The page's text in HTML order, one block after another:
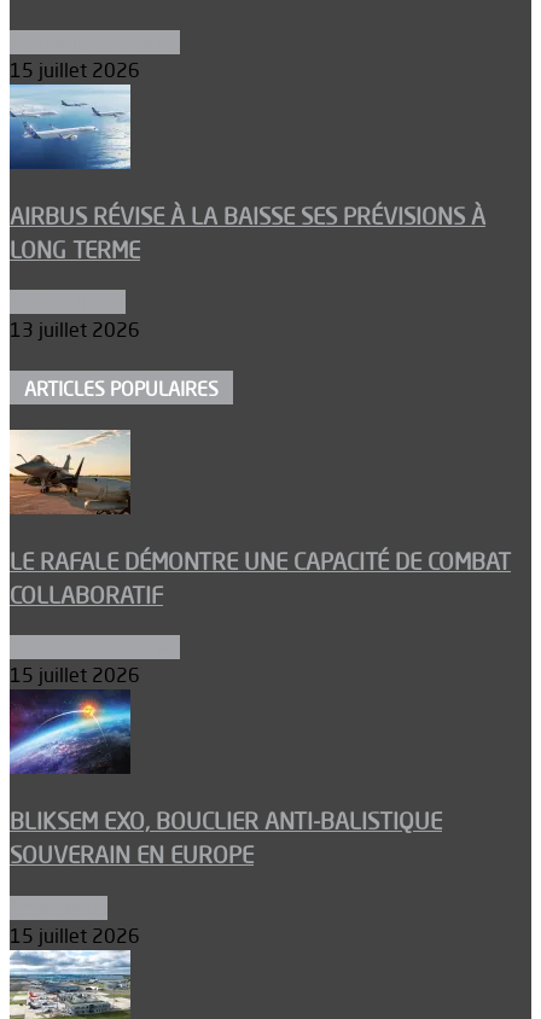
15 juillet 2026
AIRBUS RÉVISE À LA BAISSE SES PRÉVISIONS À
LONG TERME
13 juillet 2026
ARTICLES POPULAIRES
LE RAFALE DÉMONTRE UNE CAPACITÉ DE COMBAT
COLLABORATIF
15 juillet 2026
BLIKSEM EXO, BOUCLIER ANTI-BALISTIQUE
SOUVERAIN EN EUROPE
15 juillet 2026